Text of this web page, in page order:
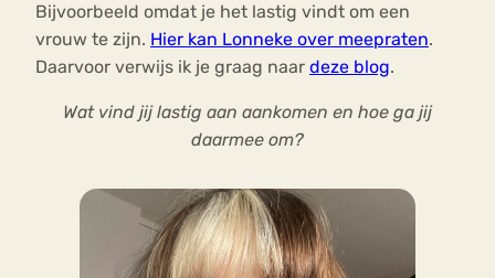
Bijvoorbeeld omdat je het lastig vindt om een
vrouw te zijn. Hier kan Lonneke over meepraten.
Daarvoor verwijs ik je graag naar deze blog.
Wat vind jij lastig aan aankomen en hoe ga jij
daarmee om?